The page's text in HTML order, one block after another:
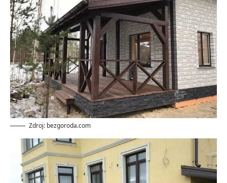
Zdroj: bezgoroda.com